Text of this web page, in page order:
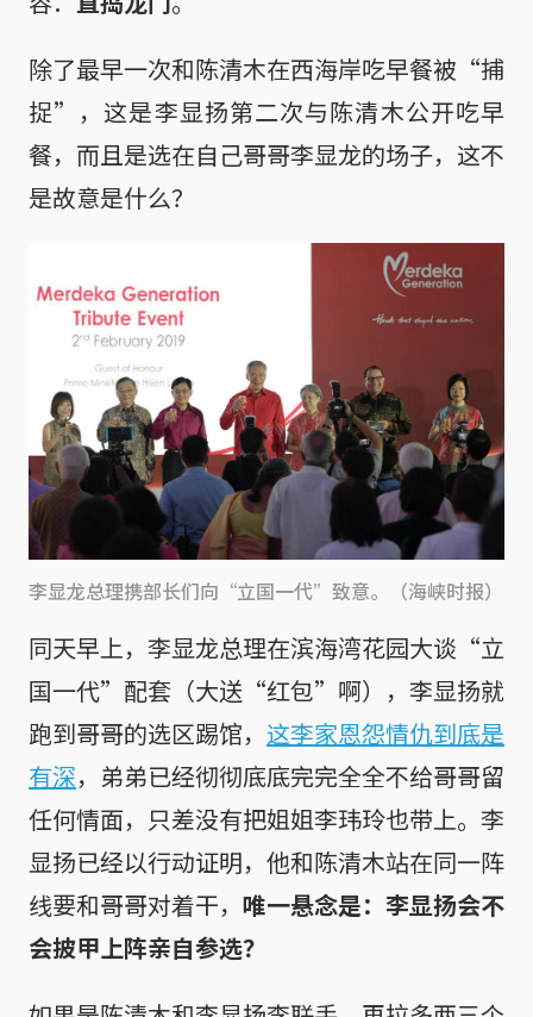
除了最早一次和陈清木在西海岸吃早餐被“捕
捉”，这是李显扬第二次与陈清木公开吃早
餐，而且是选在自己哥哥李显龙的场子，这不
是故意是什么？
李显龙总理携部长们向“立国一代”致意。（海峡时报）
同天早上，李显龙总理在滨海湾花园大谈“立
国一代”配套（大送“红包”啊），李显扬就
跑到哥哥的选区踢馆， 这李家恩怨情仇到底是
有深，弟弟已经彻彻底底完完全全不给哥哥留
任何情面，只差没有把姐姐李玮玲也带上。李
显扬已经以行动证明，他和陈清木站在同一阵
线要和哥哥对着干， 唯一悬念是：李显扬会不
会披甲上阵亲自参选？